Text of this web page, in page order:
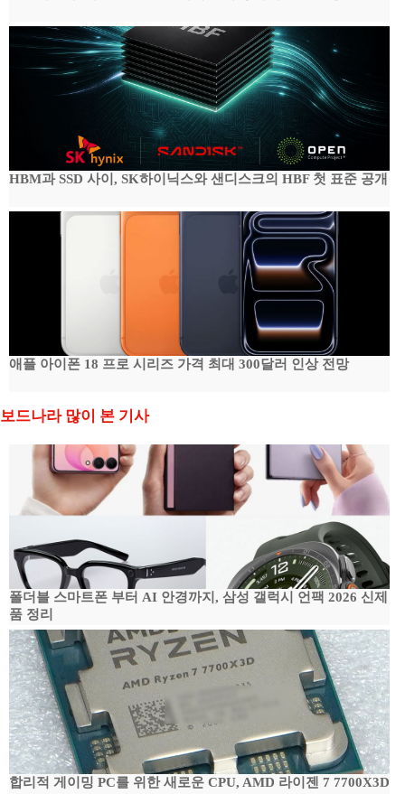
HBM과 SSD 사이, SK하이닉스와 샌디스크의 HBF 첫 표준 공개
애플 아이폰 18 프로 시리즈 가격 최대 300달러 인상 전망
보드나라 많이 본 기사
폴더블 스마트폰 부터 AI 안경까지, 삼성 갤럭시 언팩 2026 신제
품 정리
합리적 게이밍 PC를 위한 새로운 CPU, AMD 라이젠 7 7700X3D